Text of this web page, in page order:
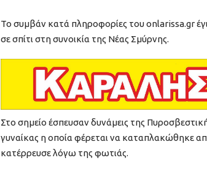
Το συμβάν κατά πληροφορίες του onlarissa.gr
σε σπίτι στη συνοικία της Νέας Σμύρνης.
Στο σημείο έσπευσαν δυνάμεις της
γυναίκας η οποία φέρεται να καταπλακώθηκε
κατέρρευσε λόγω της φωτιάς.